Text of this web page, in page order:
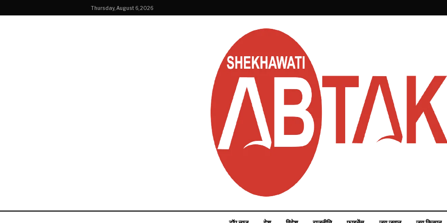
Thursday, August 6, 2026